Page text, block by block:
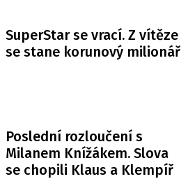
SuperStar se vrací. Z vítěze
se stane korunový milionář
Poslední rozloučení s
Milanem Knížákem. Slova
se chopili Klaus a Klempíř